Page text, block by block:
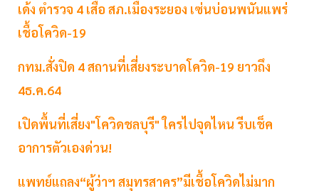
เด้ง ตำรวจ 4 เสือ สภ.เมืองระยอง เซ่นบ่อนพนันแพร่
เชื้อโควิด-19
กทม.สั่งปิด 4 สถานที่เสี่ยงระบาดโควิด-19 ยาวถึง
4ธ.ค.64
เปิดพื้นที่เสี่ยง"โควิดชลบุรี" ใครไปจุดไหน รีบเช็ค
อาการตัวเองด่วน!
แพทย์แถลง“ผู้ว่าฯ สมุทรสาคร”มีเชื้อโควิดไม่มาก